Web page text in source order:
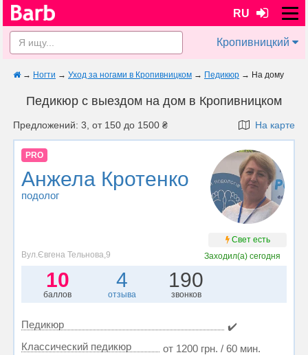
RU
Кропивницкий
→ Ногти → Уход за ногами в Кропивницком → Педикюр → На дому
Педикюр с выездом на дом в Кропивницком
Предложений: 3, от 150 до 1500 ₴ На карте
PRO
Анжела Кротенко
подолог
Свет есть
Вул.Євгена Тельнова,9
Заходил(а)сегодня
10
баллов
4
отзыва
190
звонков
Педикюр
✔️
Классический педикюр
от 1200 грн. / 60 мин.